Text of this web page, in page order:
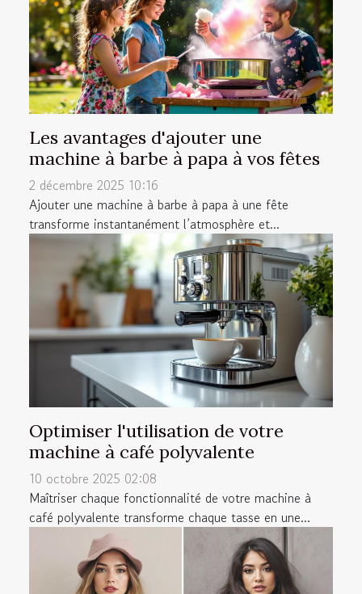
Les avantages d'ajouter une
machine à barbe à papa à vos fêtes
2 décembre 2025 10:16
Ajouter une machine à barbe à papa à une fête
transforme instantanément l’atmosphère et...
Optimiser l'utilisation de votre
machine à café polyvalente
10 octobre 2025 02:08
Maîtriser chaque fonctionnalité de votre machine à
café polyvalente transforme chaque tasse en une...